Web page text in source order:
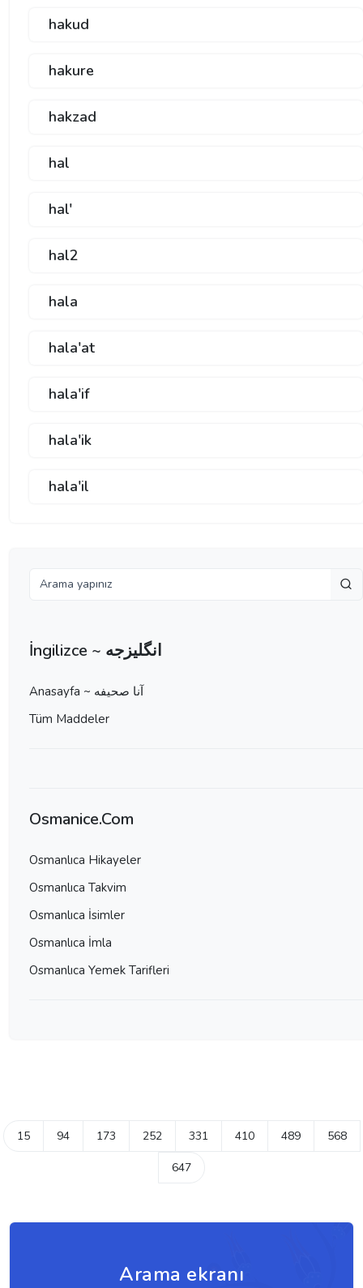
hakud
hakure
hakzad
hal
hal'
hal2
hala
hala'at
hala'if
hala'ik
hala'il
İngilizce ~ انگلیزجه
Anasayfa ~ آنا صحيفه
Tüm Maddeler
Osmanice.Com
Osmanlıca Hikayeler
Osmanlıca Takvim
Osmanlıca İsimler
Osmanlıca İmla
Osmanlıca Yemek Tarifleri
15 94 173 252 331 410 489 568
647
Arama ekranı